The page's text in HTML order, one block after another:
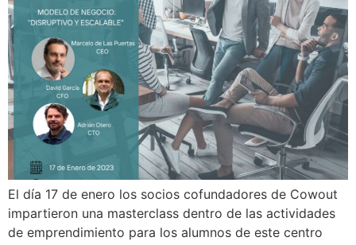
El día 17 de enero los socios cofundadores de Cowout
impartieron una masterclass dentro de las actividades
de emprendimiento para los alumnos de este centro